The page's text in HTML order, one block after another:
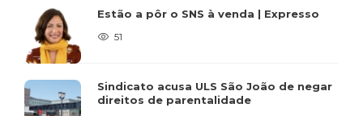
Estão a pôr o SNS à venda | Expresso
51
Sindicato acusa ULS São João de negar
direitos de parentalidade